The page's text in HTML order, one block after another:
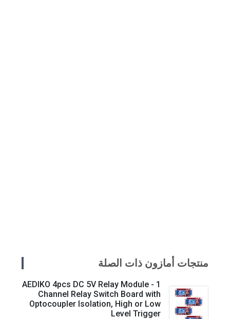
منتجات أمازون ذات الصلة
AEDIKO 4pcs DC 5V Relay Module - 1
Channel Relay Switch Board with
Optocoupler Isolation, High or Low
Level Trigger